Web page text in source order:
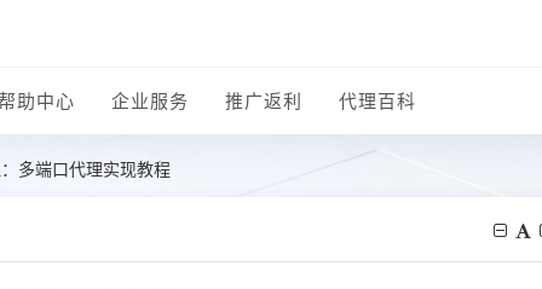
助中心 企业服务 推广返利 代理百科
多端口代理实现教程